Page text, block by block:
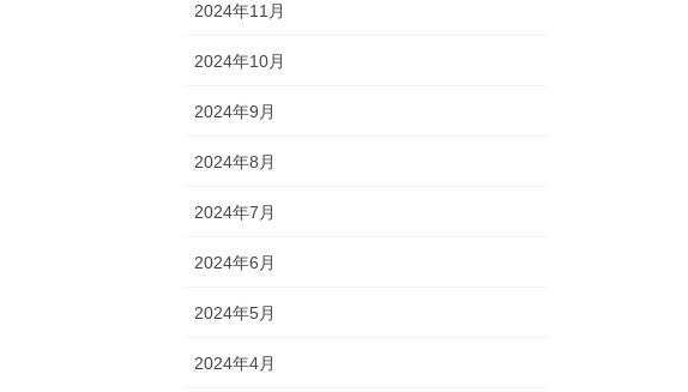
2024年11月
2024年10月
2024年9月
2024年8月
2024年7月
2024年6月
2024年5月
2024年4月